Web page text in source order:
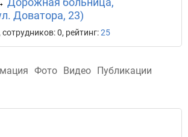
Доватора, 23)
0, рейтинг:25
Фото Видео Публикации